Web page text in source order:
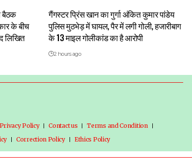
बैठक
के बीच
लिखित
गैंगस्टर प्रिंस खान का गुर्गा अंकित कुमार पांडेय
पुलिस मुठभेड़ में घायल, पैर में लगी गोली, हजारीबाग
के 13 माइल गोलीकांड का है आरोपी
2 hours ago
Privacy Policy Contact us
Terms and Condition
Correction Policy Ethics Policy